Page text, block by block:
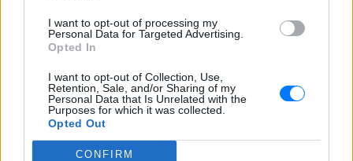
I want to opt-out of processing my
Personal Data for Targeted Advertising.
Opted In
I want to opt-out of Collection, Use,
Retention, Sale, and/or Sharing of my
Personal Data that Is Unrelated with the
Purposes for which it was collected.
Opted Out
CONFIRM
ελληνικής σημαίας
ΣΉΜΕΡΑ
η Μαρία Μενούνος στο post της
Ο αδελφός της Αντζελίνα Τζολί
ΣΉΜΕΡΑ